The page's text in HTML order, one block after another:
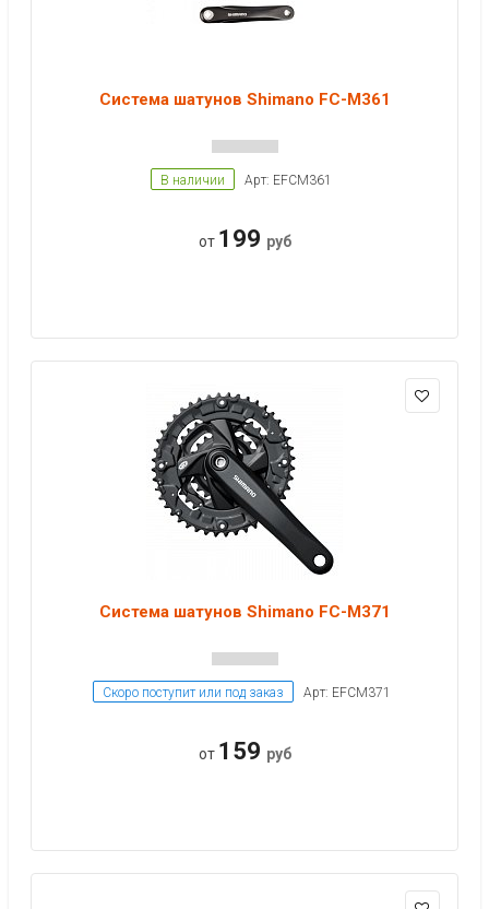
Система шатунов Shimano FC-M361
В наличии Арт: EFCM361
от 199 руб
Система шатунов Shimano FC-M371
Скоро поступит или под заказ Арт: EFCM371
от 159 руб